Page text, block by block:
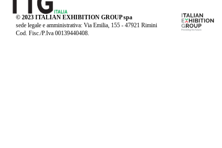
© 2023 ITALIAN EXHIBITION GROUP spa
sede legale e amministrativa: Via Emilia, 155 - 47921 Rimini
Cod. Fisc./P.Iva 00139440408.